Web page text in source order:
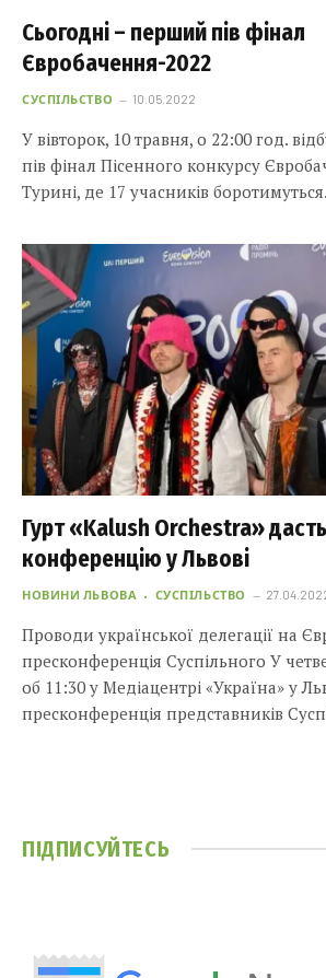
Сьогодні – перший пів фінал
Євробачення-2022
СУСПІЛЬСТВО 10.05.2022
У вівторок, 10 травня, о 22:00 год.
пів фінал Пісенного конкурсу
Турині, де 17 учасників
Гурт «Kalush Orchestra»
конференцію у Львові
НОВИНИ ЛЬВОВА СУСПІЛЬСТВО
Проводи української делегації на
пресконференція Суспільного У
об 11:30 у Медіацентрі «Україна» у
пресконференція представників
ПІДПИСУЙТЕСЬ